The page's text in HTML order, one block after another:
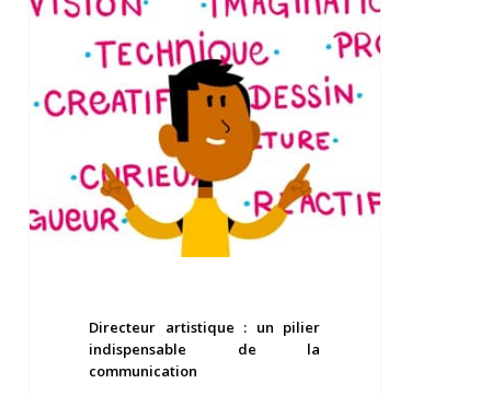
pilier
communication
Directeur artistique : un pilier
indispensable de la
communication